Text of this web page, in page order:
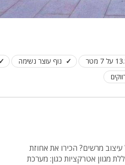
נוף עוצר נשימה
במתחם ייחודי ובעל עיצוב מרשים? הכירו את אחוזת
מגוון אטרקציות כגון: מערכת